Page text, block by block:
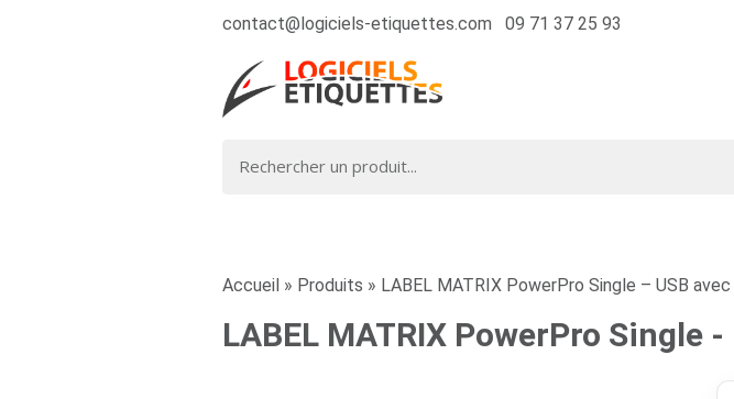
contact@logiciels-etiquettes.com 09 71 37 25 93
Accueil » Produits » LABEL MATRIX PowerPro Single – USB
LABEL MATRIX PowerPro Single